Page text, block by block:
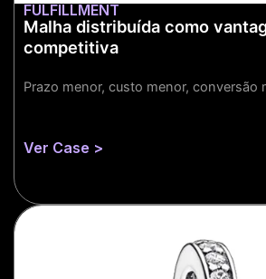
FULFILLMENT
Malha distribuída como
competitiva
Prazo menor, custo menor, conversão
Ver Case >